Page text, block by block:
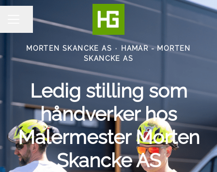
KARRIEREMENY
Del siden
MORTEN SKANCKE AS ·
HAMAR - MORTEN
SKANCKE AS
Ledig stilling som
håndverker hos
Malermester Morten
Skancke AS